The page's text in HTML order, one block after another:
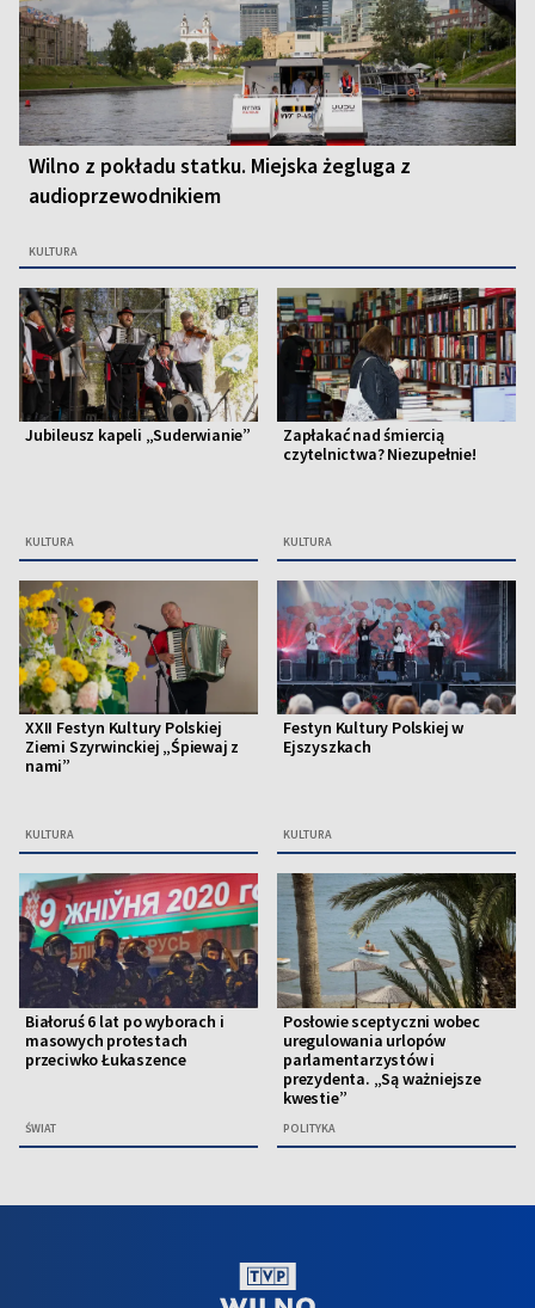
Wilno z pokładu statku. Miejska żegluga z
audioprzewodnikiem
KULTURA
Jubileusz kapeli „Suderwianie”
KULTURA
Zapłakać nad śmiercią
czytelnictwa? Niezupełnie!
KULTURA
XXII Festyn Kultury Polskiej
Ziemi Szyrwinckiej „Śpiewaj z
nami”
KULTURA
Festyn Kultury Polskiej w
Ejszyszkach
KULTURA
Białoruś 6 lat po wyborach i
masowych protestach
przeciwko Łukaszence
ŚWIAT
Posłowie sceptyczni wobec
uregulowania urlopów
parlamentarzystów i
prezydenta. „Są ważniejsze
kwestie”
POLITYKA